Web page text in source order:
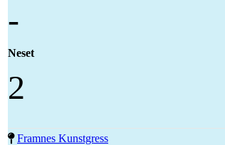
-
Neset
2
Framnes Kunstgress